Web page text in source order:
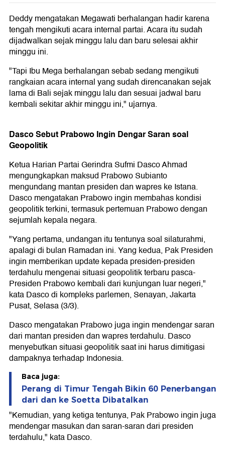
Deddy mengatakan Megawati berhalangan hadir karena
tengah mengikuti acara internal partai. Acara itu sudah
dijadwalkan sejak minggu lalu dan baru selesai akhir
minggu ini.
"Tapi Ibu Mega berhalangan sebab sedang mengikuti
rangkaian acara internal yang sudah direncanakan sejak
lama di Bali sejak minggu lalu dan sesuai jadwal baru
kembali sekitar akhir minggu ini," ujarnya.
Dasco Sebut Prabowo Ingin Dengar Saran soal
Geopolitik
Ketua Harian Partai Gerindra Sufmi Dasco Ahmad
mengungkapkan maksud Prabowo Subianto
mengundang mantan presiden dan wapres ke Istana.
Dasco mengatakan Prabowo ingin membahas kondisi
geopolitik terkini, termasuk pertemuan Prabowo dengan
sejumlah kepala negara.
"Yang pertama, undangan itu tentunya soal silaturahmi,
apalagi di bulan Ramadan ini. Yang kedua, Pak Presiden
ingin memberikan update kepada presiden-presiden
terdahulu mengenai situasi geopolitik terbaru pasca-
Presiden Prabowo kembali dari kunjungan luar negeri,"
kata Dasco di kompleks parlemen, Senayan, Jakarta
Pusat, Selasa (3/3).
Dasco mengatakan Prabowo juga ingin mendengar saran
dari mantan presiden dan wapres terdahulu. Dasco
menyebutkan situasi geopolitik saat ini harus dimitigasi
dampaknya terhadap Indonesia.
Baca juga:
Perang di Timur Tengah Bikin 60 Penerbangan
dari dan ke Soetta Dibatalkan
"Kemudian, yang ketiga tentunya, Pak Prabowo ingin juga
mendengar masukan dan saran-saran dari presiden
terdahulu," kata Dasco.